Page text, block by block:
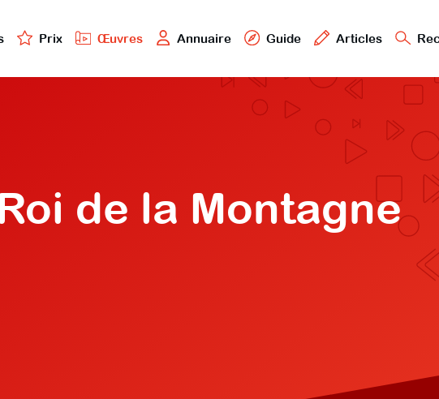
Prix Œuvres Annuaire Guide Articles
de la Montagne